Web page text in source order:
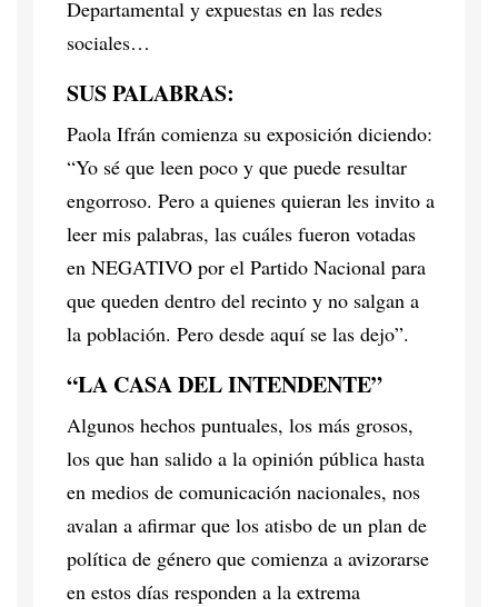
Departamental y expuestas en las redes
sociales…
SUS PALABRAS:
Paola Ifrán comienza su exposición diciendo:
“Yo sé que leen poco y que puede resultar
engorroso. Pero a quienes quieran les invito a
leer mis palabras, las cuáles fueron votadas
en NEGATIVO por el Partido Nacional para
que queden dentro del recinto y no salgan a
la población. Pero desde aquí se las dejo”.
“LA CASA DEL INTENDENTE”
Algunos hechos puntuales, los más grosos,
los que han salido a la opinión pública hasta
en medios de comunicación nacionales, nos
avalan a afirmar que los atisbo de un plan de
política de género que comienza a avizorarse
en estos días responden a la extrema